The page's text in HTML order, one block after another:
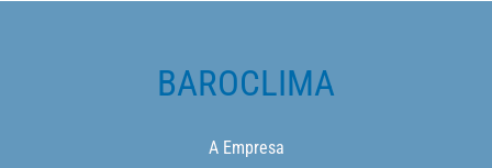
BAROCLIMA
A Empresa